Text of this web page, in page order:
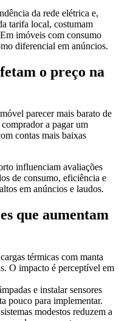
da rede elétrica e,
tarifa local, costumam
imóveis com consumo
diferencial em anúncios.
o preço na
parecer mais barato de
a pagar um
contas mais baixas
influenciam avaliações
de consumo, eficiência e
em anúncios e laudos.
que aumentam
térmicas com manta
O impacto é perceptível em
e instalar sensores
pouco para implementar.
modestos reduzem a